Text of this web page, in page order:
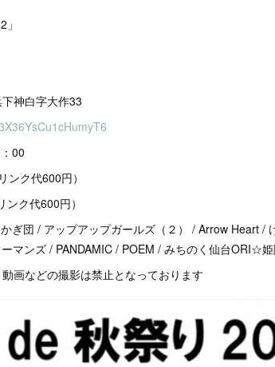
白字大作33
00
ク代600円）
代600円）
ぎ団 / アップアップガールズ（２） / Arrow Heart /
マンズ / PANDAMIC / POEM / みちのく仙台ORI☆
画などの撮影は禁止となっております